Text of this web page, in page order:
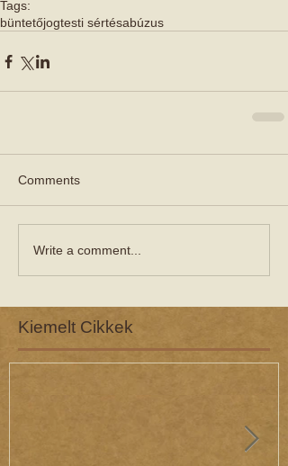
Tags:
büntetőjogtesti sértésabúzus
Comments
Write a comment...
Kiemelt Cikkek